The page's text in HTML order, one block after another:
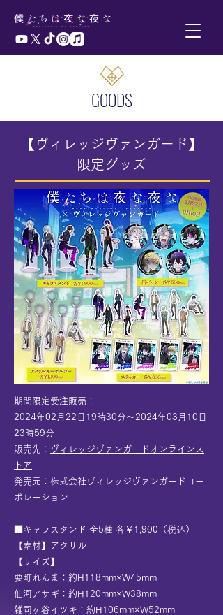
【ヴィレッジヴァンガード】
限定グッズ
期間限定受注販売：
2024年02月22日19時30分～2024年03月10日
23時59分
販売先： ヴィレッジヴァンガードオンラインス
トア
発売元：株式会社ヴィレッジヴァンガードコー
ポレーション
■キャラスタンド 全5種 各￥1,900（税込）
【素材】アクリル
【サイズ】
要町れんま：約H118mm×W45mm
仙河アサギ：約H120mm×W38mm
雑司ヶ⾕イツキ：約H106mm×W52mm
GOODS